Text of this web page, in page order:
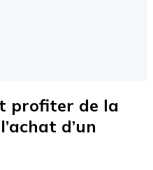
profiter de la
d’un